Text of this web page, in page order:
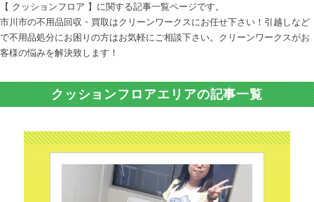
【 クッションフロア 】に関する記事一覧ページです。
市川市の不用品回収・買取はクリーンワークスにお任せ下さい！引越しなど
で不用品処分にお困りの方はお気軽にご相談下さい。クリーンワークスがお
客様の悩みを解決致します！
クッションフロアエリアの記事一覧